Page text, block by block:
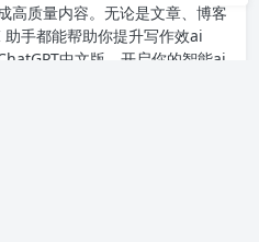
高质量内容。无论是文章、博客
手都能帮助你提升写作效ai
中文版 ，开启你的智能ai